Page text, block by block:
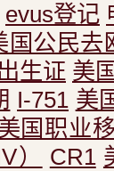
evus登记
国公民去
生证 美
I-751 美
国职业
）
CR1